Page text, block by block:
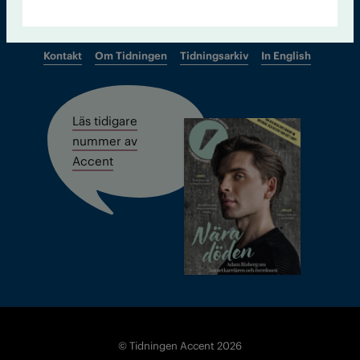
Kontakt Om Tidningen Tidningsarkiv In English
Läs tidigare
nummer av
Accent
© Tidningen Accent 2026